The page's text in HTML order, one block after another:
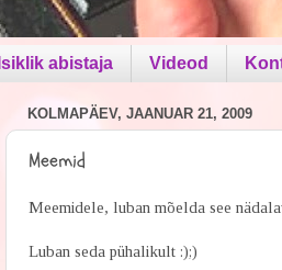
Isiklik abistaja Videod
KOLMAPÄEV, JAANUAR 21, 2009
Meemid
Meemidele, luban mõelda see
Luban seda pühalikult :);)